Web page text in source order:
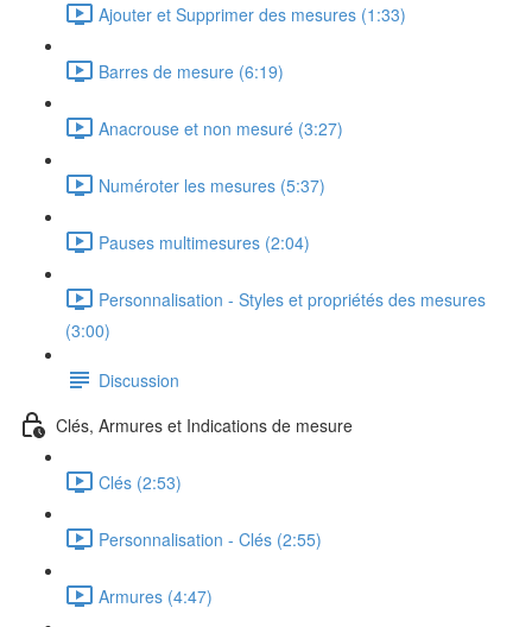
Ajouter et Supprimer des mesures (1:33)
Barres de mesure (6:19)
Anacrouse et non mesuré (3:27)
Numéroter les mesures (5:37)
Pauses multimesures (2:04)
Personnalisation - Styles et propriétés des mesures
(3:00)
Discussion
Clés, Armures et Indications de mesure
Clés (2:53)
Personnalisation - Clés (2:55)
Armures (4:47)